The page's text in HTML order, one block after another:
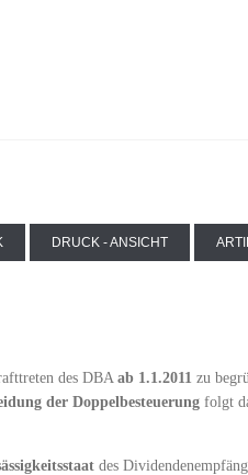
DRUCK - ANSICHT
des DBA ab 1.1.2011 zu
der Doppelbesteuerung folgt
des